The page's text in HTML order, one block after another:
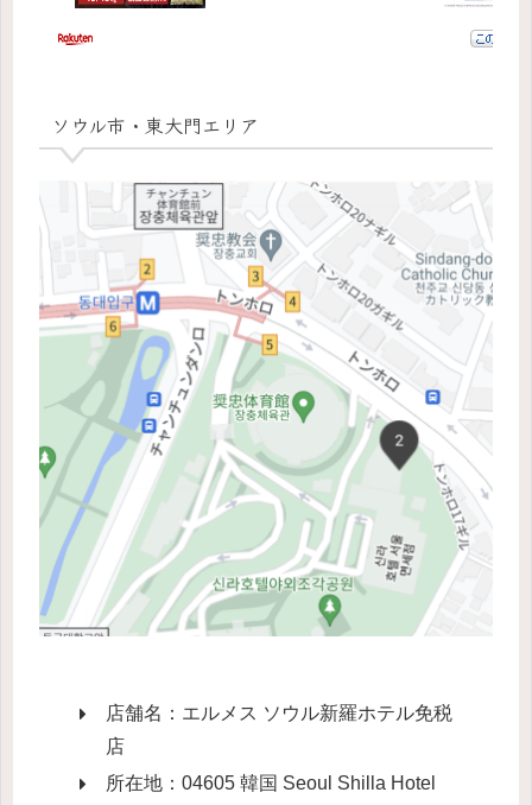
ソウル市・東大門エリア
店舗名：エルメス ソウル新羅ホテル免税
店
所在地：04605 韓国 Seoul Shilla Hotel